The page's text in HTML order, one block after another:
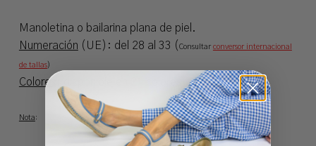
Manoletina o bailarina plana de piel.
Numeración (UE): del 28 al 33 ( Consultar conversor internacional
de tallas)
Colores
Nota: